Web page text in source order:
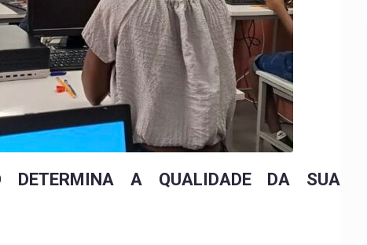
DETERMINA A QUALIDADE DA SUA